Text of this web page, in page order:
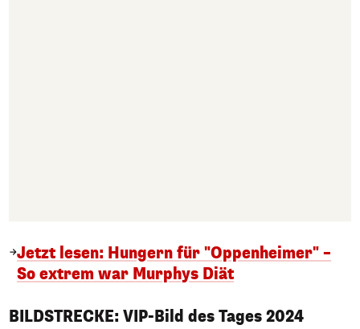
Jetzt lesen: Hungern für "Oppenheimer" –
So extrem war Murphys Diät
BILDSTRECKE: VIP-Bild des Tages 2024
1/50